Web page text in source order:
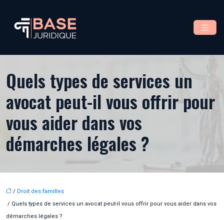
Quels types de services un
avocat peut-il vous offrir pour
vous aider dans vos
démarches légales ?
/ Droit des familles
/ Quels types de services un avocat peut-il vous offrir pour vous aider dans vos
démarches légales ?